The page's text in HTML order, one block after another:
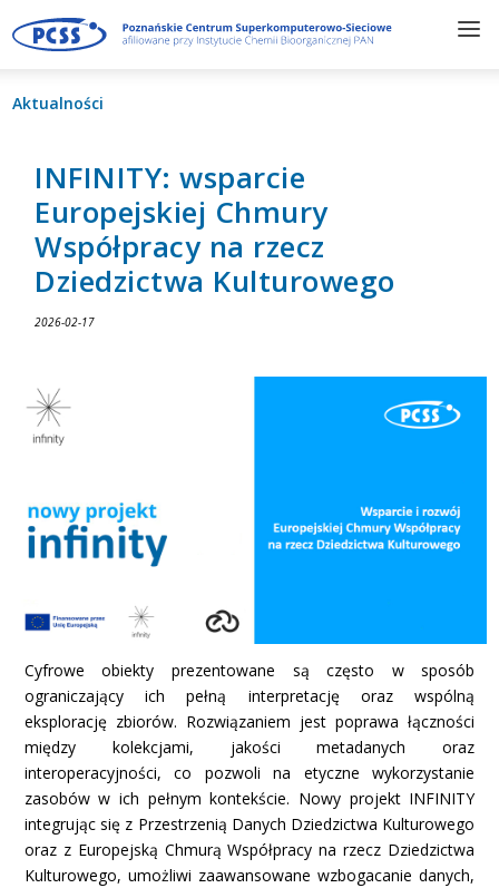
Aktualności
INFINITY: wsparcie
Europejskiej Chmury
Współpracy na rzecz
Dziedzictwa Kulturowego
2026-02-17
Cyfrowe obiekty prezentowane są często w sposób
ograniczający ich pełną interpretację oraz wspólną
eksplorację zbiorów. Rozwiązaniem jest poprawa łączności
między kolekcjami, jakości metadanych oraz
interoperacyjności, co pozwoli na etyczne wykorzystanie
zasobów w ich pełnym kontekście. Nowy projekt INFINITY
integrując się z Przestrzenią Danych Dziedzictwa Kulturowego
oraz z Europejską Chmurą Współpracy na rzecz Dziedzictwa
Kulturowego, umożliwi zaawansowane wzbogacanie danych,